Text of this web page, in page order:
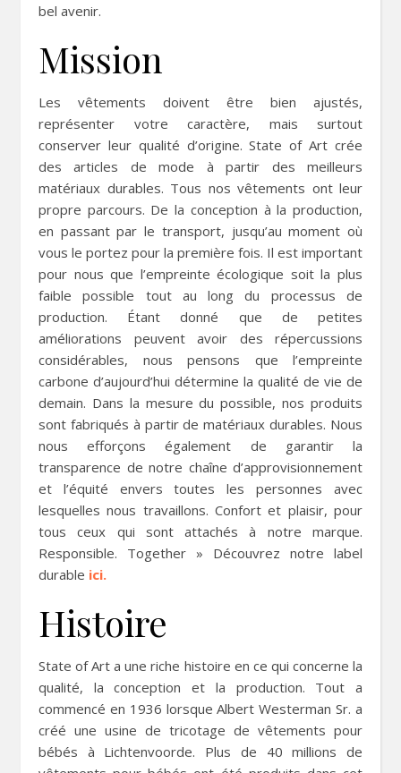
bel avenir.
Mission
Les vêtements doivent être bien ajustés,
représenter votre caractère, mais surtout
conserver leur qualité d’origine. State of Art crée
des articles de mode à partir des meilleurs
matériaux durables. Tous nos vêtements ont leur
propre parcours. De la conception à la production,
en passant par le transport, jusqu’au moment où
vous le portez pour la première fois. Il est important
pour nous que l’empreinte écologique soit la plus
faible possible tout au long du processus de
production. Étant donné que de petites
améliorations peuvent avoir des répercussions
considérables, nous pensons que l’empreinte
carbone d’aujourd’hui détermine la qualité de vie de
demain. Dans la mesure du possible, nos produits
sont fabriqués à partir de matériaux durables. Nous
nous efforçons également de garantir la
transparence de notre chaîne d’approvisionnement
et l’équité envers toutes les personnes avec
lesquelles nous travaillons. Confort et plaisir, pour
tous ceux qui sont attachés à notre marque.
Responsible. Together » Découvrez notre label
durable ici.
Histoire
State of Art a une riche histoire en ce qui concerne la
qualité, la conception et la production. Tout a
commencé en 1936 lorsque Albert Westerman Sr. a
créé une usine de tricotage de vêtements pour
bébés à Lichtenvoorde. Plus de 40 millions de